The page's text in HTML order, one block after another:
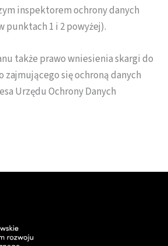
inspektorem ochrony danych
punktach 1 i 2 powyżej).
także prawo wniesienia skargi do
zajmującego się ochroną danych
Urzędu Ochrony Danych